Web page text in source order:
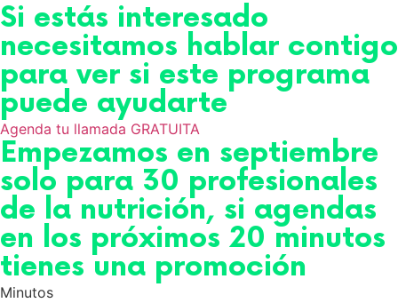
Si estás interesado
necesitamos hablar contigo
para ver si este programa
puede ayudarte
Agenda tu llamada GRATUITA
Empezamos en septiembre
solo para 30 profesionales
de la nutrición, si agendas
en los próximos 20 minutos
tienes una promoción
Minutos